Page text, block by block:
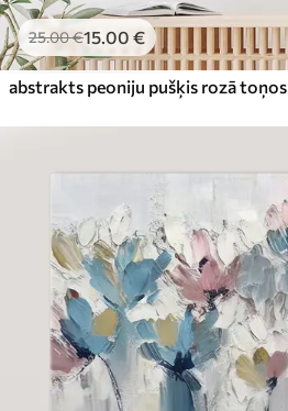
25.00€15.00 €
abstrakts peoniju pušķis rozā toņos